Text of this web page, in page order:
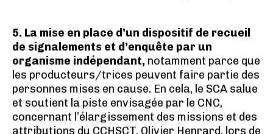
5. La mise en place d’un dispositif de recueil
de signalements et d’enquête par un
organisme indépendant, notamment parce que
les producteurs/trices peuvent faire partie des
personnes mises en cause. En cela, le SCA salue
et soutient la piste envisagée par le CNC,
concernant l’élargissement des missions et des
attributions du CCHSCT. Olivier Henrard, lors de